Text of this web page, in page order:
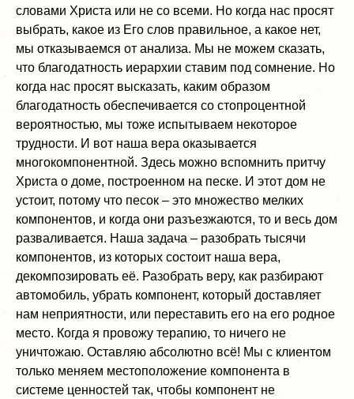
словами Христа или не со всеми. Но когда нас просят
выбрать, какое из Его слов правильное, а какое нет,
мы отказываемся от анализа. Мы не можем сказать,
что благодатность иерархии ставим под сомнение. Но
когда нас просят высказать, каким образом
благодатность обеспечивается со стопроцентной
вероятностью, мы тоже испытываем некоторое
трудности. И вот наша вера оказывается
многокомпонентной. Здесь можно вспомнить притчу
Христа о доме, построенном на песке. И этот дом не
устоит, потому что песок – это множество мелких
компонентов, и когда они разъезжаются, то и весь дом
разваливается. Наша задача – разобрать тысячи
компонентов, из которых состоит наша вера,
декомпозировать её. Разобрать веру, как разбирают
автомобиль, убрать компонент, который доставляет
нам неприятности, или переставить его на его родное
место. Когда я провожу терапию, то ничего не
уничтожаю. Оставляю абсолютно всё! Мы с клиентом
только меняем местоположение компонента в
системе ценностей так, чтобы компонент не